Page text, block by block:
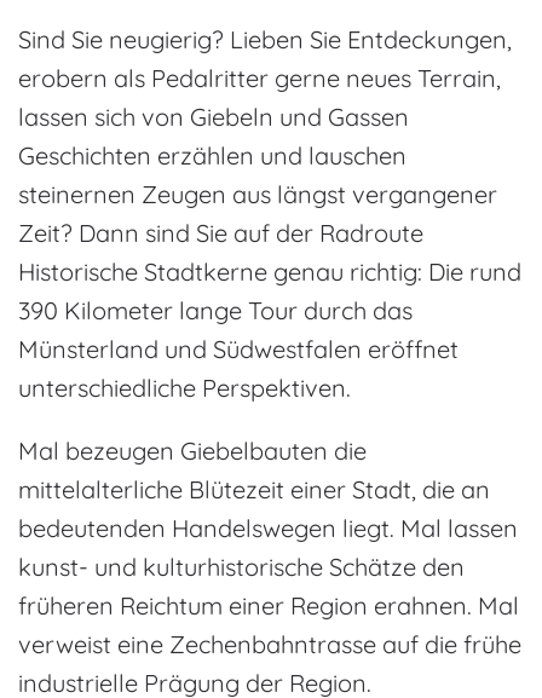
Sind Sie neugierig? Lieben Sie Entdeckungen,
erobern als Pedalritter gerne neues Terrain,
lassen sich von Giebeln und Gassen
Geschichten erzählen und lauschen
steinernen Zeugen aus längst vergangener
Zeit? Dann sind Sie auf der Radroute
Historische Stadtkerne genau richtig: Die rund
390 Kilometer lange Tour durch das
Münsterland und Südwestfalen eröffnet
unterschiedliche Perspektiven.
Mal bezeugen Giebelbauten die
mittelalterliche Blütezeit einer Stadt, die an
bedeutenden Handelswegen liegt. Mal lassen
kunst- und kulturhistorische Schätze den
früheren Reichtum einer Region erahnen. Mal
verweist eine Zechenbahntrasse auf die frühe
industrielle Prägung der Region.